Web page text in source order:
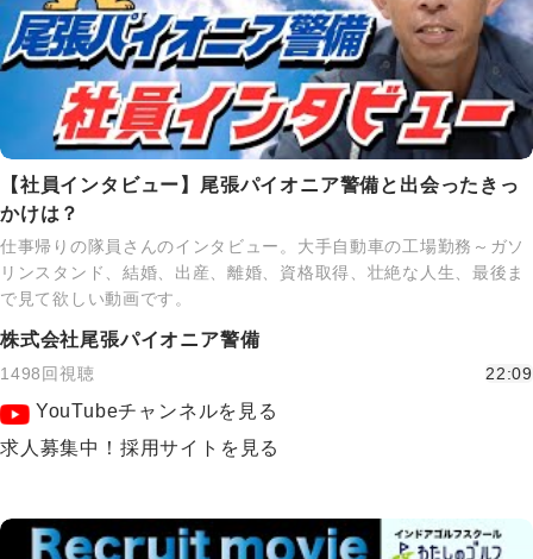
【社員インタビュー】尾張パイオニア警備と出会ったきっ
かけは？
仕事帰りの隊員さんのインタビュー。大手自動車の工場勤務～ガソ
リンスタンド、結婚、出産、離婚、資格取得、壮絶な人生、最後ま
で見て欲しい動画です。
株式会社尾張パイオニア警備
1498回視聴 22:09
YouTubeチャンネルを見る
求人募集中！採用サイトを見る